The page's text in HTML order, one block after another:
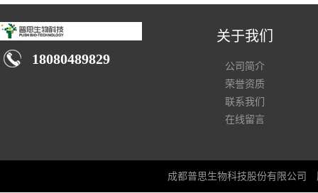
18080489829
关于我们
公司简介
荣誉资质
联系我们
在线留言
成都普思生物科技股份有限公司